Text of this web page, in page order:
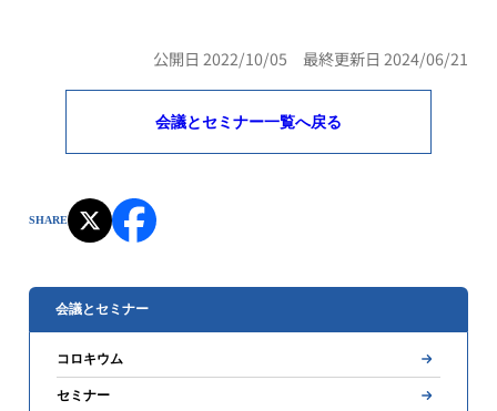
公開日 2022/10/05 最終更新日 2024/06/21
会議とセミナー一覧へ戻る
SHARE
会議とセミナー
コロキウム
セミナー